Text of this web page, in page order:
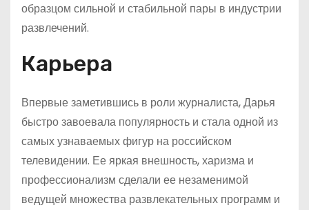
образцом сильной и стабильной пары в индустрии
развлечений.
Карьера
Впервые заметившись в роли журналиста, Дарья
быстро завоевала популярность и стала одной из
самых узнаваемых фигур на российском
телевидении. Ее яркая внешность, харизма и
профессионализм сделали ее незаменимой
ведущей множества развлекательных программ и